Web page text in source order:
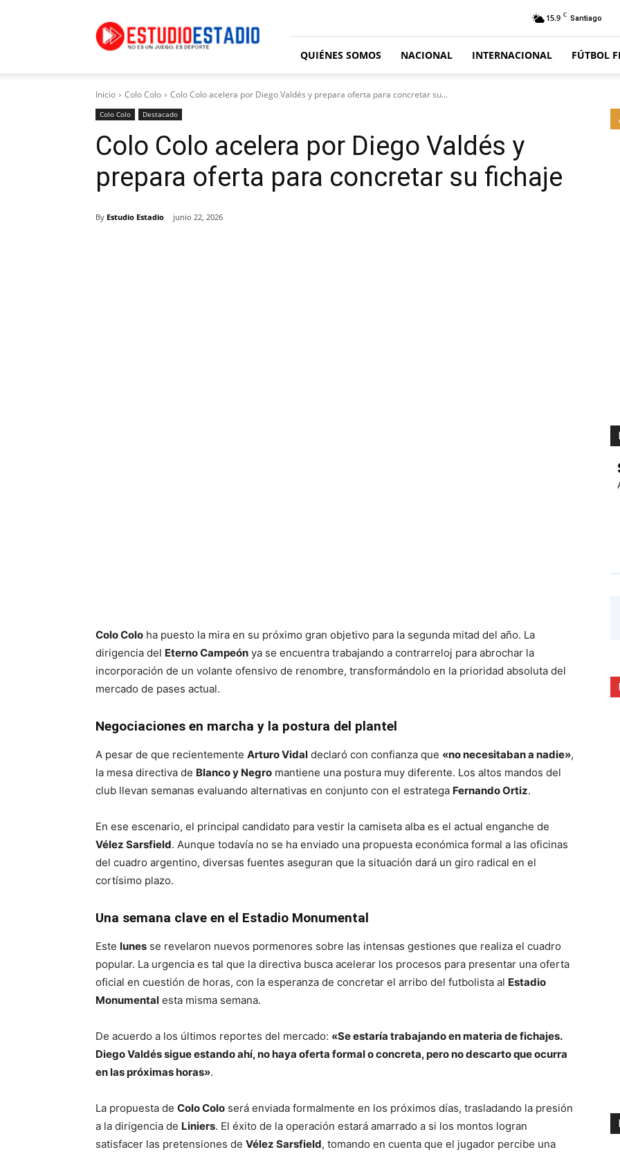
Estadio
15.9 C Santiago
QUIÉNES SOMOS NACIONAL INTERNACIONAL FÚTBOL
Inicio Colo Colo Colo Colo acelera por Diego Valdés y prepara oferta para concretar su...
Colo Colo Destacado
Colo Colo acelera por Diego Valdés y
prepara oferta para concretar su fichaje
By Estudio Estadio junio 22, 2026
Colo Colo ha puesto la mira en su próximo gran objetivo para la segunda mitad del año. La
dirigencia del Eterno Campeón ya se encuentra trabajando a contrarreloj para abrochar la
incorporación de un volante ofensivo de renombre, transformándolo en la prioridad absoluta del
mercado de pases actual.
Negociaciones en marcha y la postura del plantel
A pesar de que recientemente Arturo Vidal declaró con confianza que «no necesitaban a nadie»,
la mesa directiva de Blanco y Negro mantiene una postura muy diferente. Los altos mandos del
club llevan semanas evaluando alternativas en conjunto con el estratega Fernando Ortiz.
En ese escenario, el principal candidato para vestir la camiseta alba es el actual enganche de
Vélez Sarsfield. Aunque todavía no se ha enviado una propuesta económica formal a las oficinas
del cuadro argentino, diversas fuentes aseguran que la situación dará un giro radical en el
cortísimo plazo.
Una semana clave en el Estadio Monumental
Este lunes se revelaron nuevos pormenores sobre las intensas gestiones que realiza el cuadro
popular. La urgencia es tal que la directiva busca acelerar los procesos para presentar una oferta
oficial en cuestión de horas, con la esperanza de concretar el arribo del futbolista al Estadio
Monumental esta misma semana.
De acuerdo a los últimos reportes del mercado: «Se estaría trabajando en materia de fichajes.
Diego Valdés sigue estando ahí, no haya oferta formal o concreta, pero no descarto que ocurra
en las próximas horas».
La propuesta de Colo Colo será enviada formalmente en los próximos días, trasladando la presión
a la dirigencia de Liniers. El éxito de la operación estará amarrado a si los montos logran
satisfacer las pretensiones de Vélez Sarsfield, tomando en cuenta que el jugador percibe una